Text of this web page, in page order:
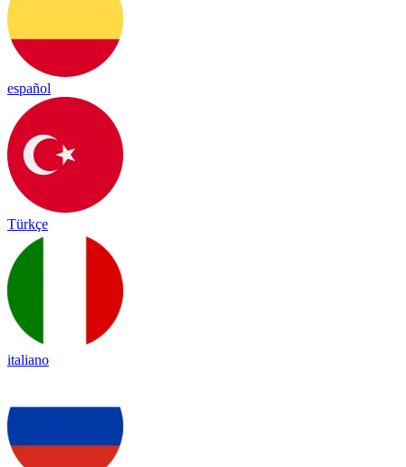
español
Türkçe
italiano